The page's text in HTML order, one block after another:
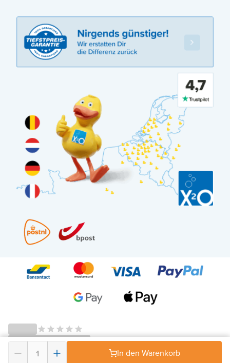
In den Warenkorb
© 2026 - X²O Badezimmer – USt-IdNr: BE0627.861.895-AGB Widerrufsrecht